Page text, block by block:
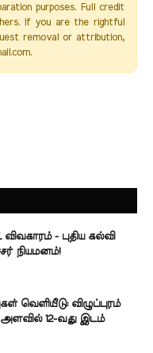
purposes. Full credit
If you are the rightful
removal or attribution,
விவகாரம் - புதிய கல்வி
நியமனம்!
வெளியீடு: விழுப்புரம்
12-வது இடம்